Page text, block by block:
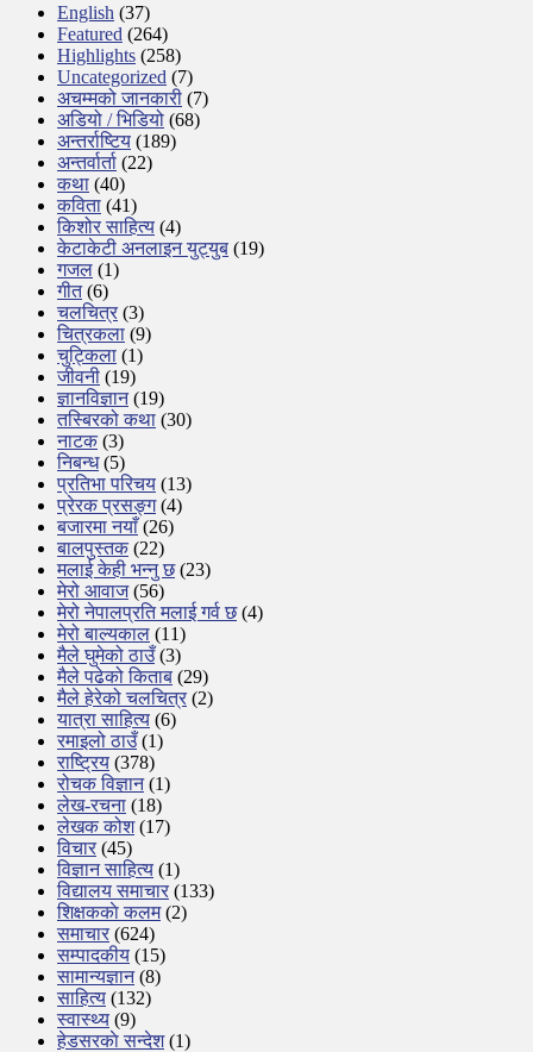
English (37)
Featured (264)
Highlights (258)
Uncategorized (7)
अचम्मको जानकारी (7)
अडियो / भिडियो (68)
अन्तर्राष्टिय (189)
अन्तर्वार्ता (22)
कथा (40)
कविता (41)
किशोर साहित्य (4)
केटाकेटी अनलाइन युट्युब (19)
गजल (1)
गीत(6)
चलचित्र (3)
चित्रकला (9)
चुट्किला (1)
जीवनी (19)
ज्ञानविज्ञान(19)
तस्बिरको कथा (30)
नाटक(3)
निबन्ध(5)
प्रतिभा परिचय (13)
प्रेरक प्रसङ्ग(4)
बजारमा नयाँ(26)
बालपुस्तक(22)
मलाई केही भन्नु छ(23)
मेरो आवाज(56)
मेरो नेपालप्रति मलाई गर्व छ(4)
मेरो बाल्यकाल (11)
मैले घुमेको ठाउँ(3)
मैले पढेको किताब (29)
मैले हेरेको चलचित्र (2)
यात्रा साहित्य (6)
रमाइलो ठाउँ(1)
राष्ट्रिय (378)
रोचक विज्ञान(1)
लेख-रचना (18)
लेखक कोश(17)
विचार (45)
विज्ञान साहित्य (1)
विद्यालय समाचार (133)
शिक्षककाे कलम(2)
समाचार (624)
सम्पादकीय (15)
सामान्यज्ञान(8)
साहित्य (132)
स्वास्थ्य (9)
हेडसरकाे सन्देश(1)